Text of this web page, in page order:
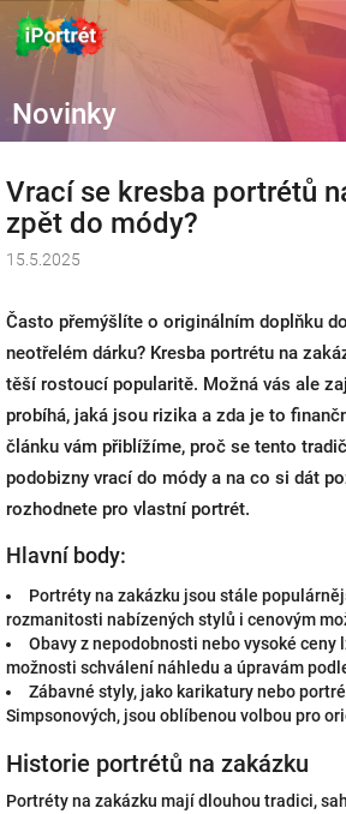
Přejít
na
obsah
Novinky
Vrací se kresba portrétů
zpět do módy?
15.5.2025
Často přemýšlíte o originálním doplňku
neotřelém dárku? Kresba portrétu na
těší rostoucí popularitě. Možná vás ale
probíhá, jaká jsou rizika a zda je to
článku vám přiblížíme, proč se tento
podobizny vrací do módy a na co si dát
rozhodnete pro vlastní portrét.
Hlavní body:
Portréty na zakázku jsou stále
rozmanitosti nabízených stylů i cenovým
Obavy z nepodobnosti nebo vysoké
možnosti schválení náhledu a úpravám
Zábavné styly, jako karikatury nebo
Simpsonových, jsou oblíbenou volbou pro
Historie portrétů na zakázku
Portréty na zakázku mají dlouhou tradici,